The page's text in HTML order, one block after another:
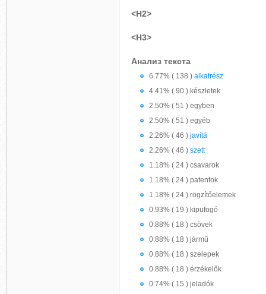
<H2>
<H3>
Анализ текста
6.77% ( 138 ) alkatrész
4.41% ( 90 ) készletek
2.50% ( 51 ) egyben
2.50% ( 51 ) egyéb
2.26% ( 46 ) javítá
2.26% ( 46 ) szett
1.18% ( 24 ) csavarok
1.18% ( 24 ) patentok
1.18% ( 24 ) rögzítőelemek
0.93% ( 19 ) kipufogó
0.88% ( 18 ) csövek
0.88% ( 18 ) jármű
0.88% ( 18 ) szelepek
0.88% ( 18 ) érzékelők
0.74% ( 15 ) jeladók